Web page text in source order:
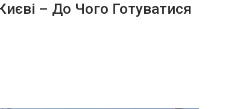
– До Чого Готуватися